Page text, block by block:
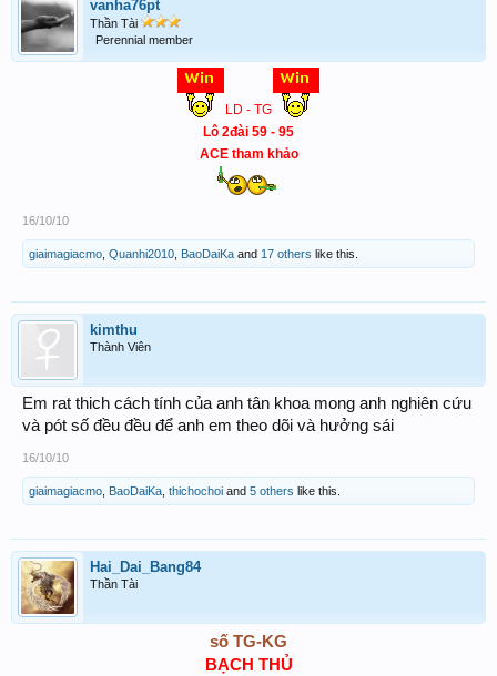
vanha76pt
Thần Tài
Perennial member
LD - TG
Lô 2đài 59 - 95
ACE tham khảo
16/10/10
giaimagiacmo Quanhi2010 BaoDaiKa and 17 others like this.
kimthu
Thành Viên
Em rat thich cách tính của anh tân khoa mong anh nghiên cứu
và pót số đều đều để anh em theo dõi và hưởng sái
16/10/10
giaimagiacmo BaoDaiKa thichochoi and 5 others like this.
Hai_Dai_Bang84
Thần Tài
số TG-KG
BẠCH THỦ